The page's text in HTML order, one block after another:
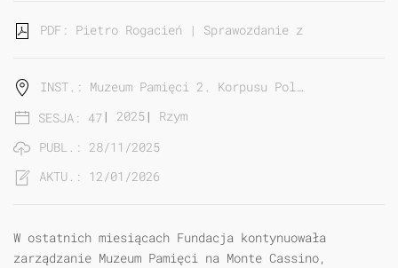
W ostatnich miesiącach Fundacja kontynuowała
zarządzanie Muzeum Pamięci na Monte Cassino,
PDF: Pietro Rogacień | Sprawozdanie z
INST.: Muzeum Pamięci 2. Korpusu Pol…
SESJA: 47| 2025| Rzym
PUBL.: 28/11/2025
AKTU.: 12/01/2026